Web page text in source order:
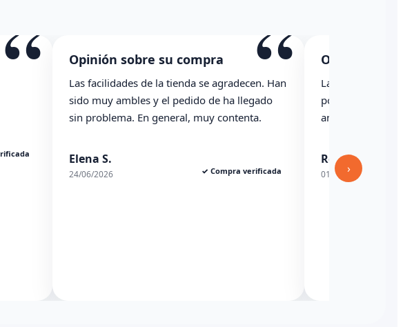
“ “
Opinión sobre su compra
Las facilidades de la tienda se agradecen. Han
sido muy ambles y el pedido de ha llegado
sin problema. En general, muy contenta.
Elena S.
24/06/2026 ✓ Compra verificada
Opinión
La caja ha
podría haber
anterioridad
Rexesito
01/06/2026
›